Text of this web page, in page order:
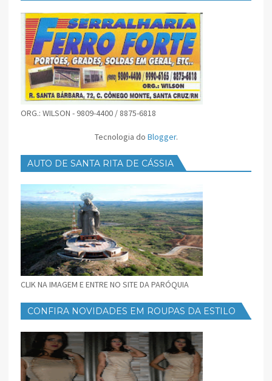
ORG.: WILSON - 9809-4400 / 8875-6818
Tecnologia do Blogger.
AUTO DE SANTA RITA DE CÁSSIA
CLIK NA IMAGEM E ENTRE NO SITE DA PARÓQUIA
CONFIRA NOVIDADES EM ROUPAS DA ESTILO